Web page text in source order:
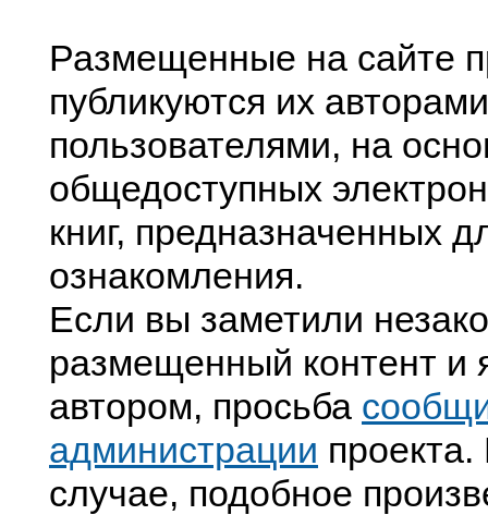
Размещенные на сайте
публикуются их
пользователями, на
общедоступных
книг, предназначенных
ознакомления.
Если вы заметили
размещенный контент и
автором, просьба
администрации
случае, подобное